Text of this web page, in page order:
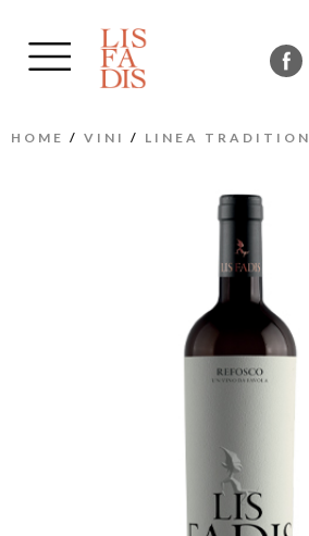
HOME / VINI / LINEA TRADITION